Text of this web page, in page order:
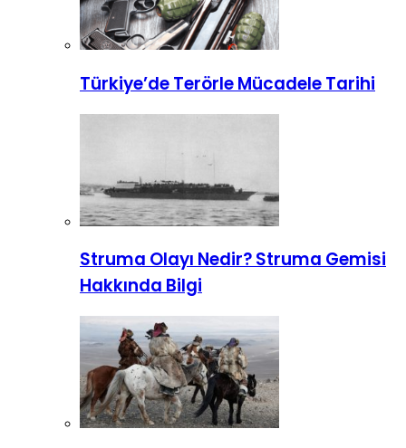
Türkiye’de Terörle Mücadele Tarihi
Struma Olayı Nedir? Struma Gemisi
Hakkında Bilgi